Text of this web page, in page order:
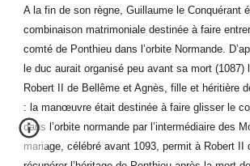
A la fin de son règne, Guillaume le Conquérant
combinaison matrimoniale destinée à faire
comté de Ponthieu dans l’orbite Normande.
le duc aurait organisé peu avant sa mort (1087)
Robert II de Bellême et Agnès, fille et héritière
: la manœuvre était destinée à faire glisser le
dans l’orbite normande par l’intermédiaire des
mariage, célébré avant 1093, permit à Robert II